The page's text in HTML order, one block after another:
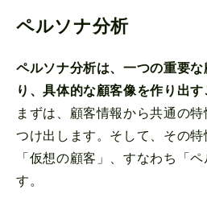
ペルソナ分析
ペルソナ分析は、一つの重要
り、具体的な顧客像を作り出
まずは、顧客情報から共通の
つけ出します。そして、その
「仮想の顧客」、すなわち「
す。